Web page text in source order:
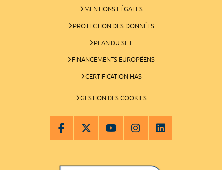
MENTIONS LÉGALES
PROTECTION DES DONNÉES
PLAN DU SITE
FINANCEMENTS EUROPÉENS
CERTIFICATION HAS
GESTION DES COOKIES